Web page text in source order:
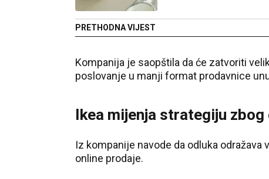
PRETHODNA VIJEST
Kompanija je saopštila da će zatvoriti
poslovanje u manji format prodavnice
Ikea mijenja strategiju zbog
Iz kompanije navode da odluka
online prodaje.